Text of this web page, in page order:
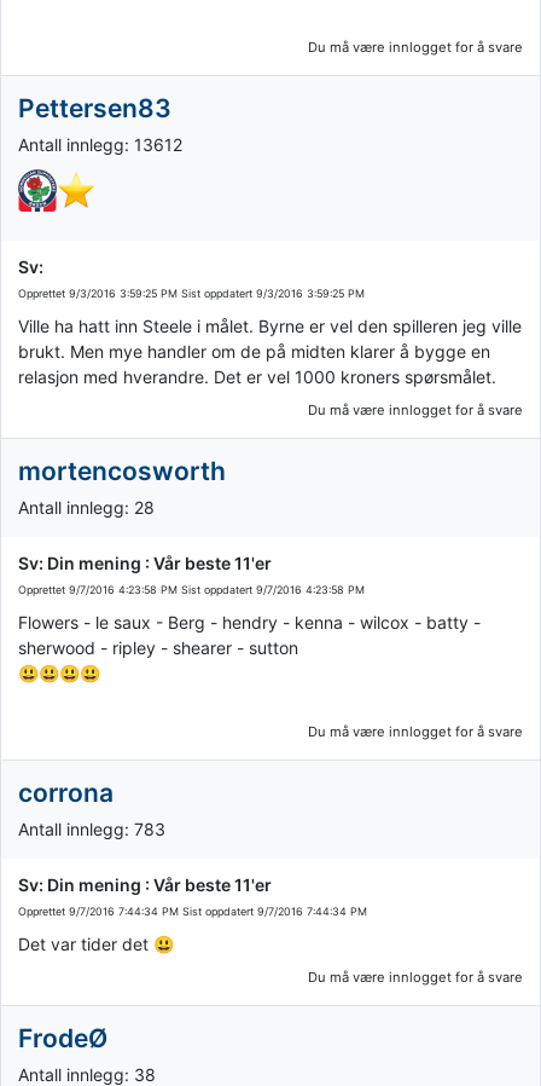
Du må være innlogget for å svare
Pettersen83
Antall innlegg: 13612
Sv:
Opprettet 9/3/2016 3:59:25 PM Sist oppdatert 9/3/2016 3:59:25 PM
Ville ha hatt inn Steele i målet. Byrne er vel den spilleren jeg ville
brukt. Men mye handler om de på midten klarer å bygge en
relasjon med hverandre. Det er vel 1000 kroners spørsmålet.
Du må være innlogget for å svare
mortencosworth
Antall innlegg: 28
Sv: Din mening : Vår beste 11'er
Opprettet 9/7/2016 4:23:58 PM Sist oppdatert 9/7/2016 4:23:58 PM
Flowers - le saux - Berg - hendry - kenna - wilcox - batty -
sherwood - ripley - shearer - sutton
😃😃😃😃
Du må være innlogget for å svare
corrona
Antall innlegg: 783
Sv: Din mening : Vår beste 11'er
Opprettet 9/7/2016 7:44:34 PM Sist oppdatert 9/7/2016 7:44:34 PM
Det var tider det 😃
Du må være innlogget for å svare
FrodeØ
Antall innlegg: 38